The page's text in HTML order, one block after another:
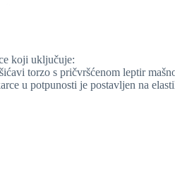
koji uključuje:
torzo s pričvršćenom leptir
u potpunosti je postavljen na